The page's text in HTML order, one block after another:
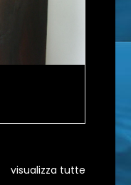
visualizza tutte